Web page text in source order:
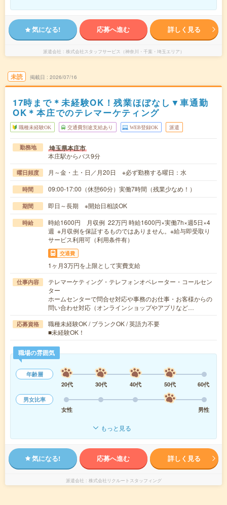
気になる! 応募へ進む 詳しく見る
派遣会社 株式会社スタッフサービス（神奈川・千葉・埼玉エリア）
未読 掲載日 2026/07/16
17時まで＊未経験OK！残業ほぼなし▼車通勤
OK＊本庄でのテレマーケティング
職種未経験OK 交通費別途支給あり WEB登録OK 派遣
勤務地 埼玉県本庄市
本庄駅からバス9分
曜日頻度 月～金・土・日／月20日 ※必ず勤務する曜日：水
時間 09:00-17:00（休憩60分）実働7時間（残業少なめ！）
期間 即日～長期 ※開始日相談OK
時給
時給1600円 月収例 22万円 時給1600円×実働7h×週5日×4
週 ※月収例を保証するものではありません。※給与即受取り
サービス利用可（利用条件有）
交通費
1ヶ月3万円を上限として実費支給
仕事内容
テレマーケティング・テレフォンオペレーター・コールセン
ター
ホームセンターで問合せ対応や事務のお仕事・お客様からの
問い合わせ対応（オンラインショップやアプリなど…
応募資格
職種未経験OK / ブランクOK / 英語力不要
■未経験OK！
職場の雰囲気
年齢層
20代
30代 40代 50代
60代
男女比率
女性
男性
もっと見る
気になる! 応募へ進む 詳しく見る
派遣会社 株式会社リクルートスタッフィング